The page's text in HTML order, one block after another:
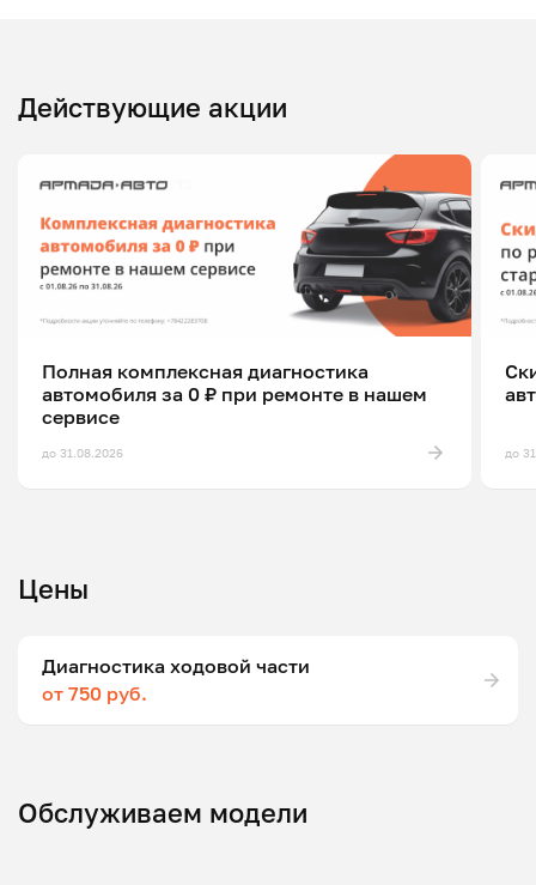
Действующие акции
Полная комплексная диагностика
автомобиля за 0 ₽ при ремонте в нашем
сервисе
до 31.08.2026 до
Цены
Диагностика ходовой части
от 750 руб.
Обслуживаем модели